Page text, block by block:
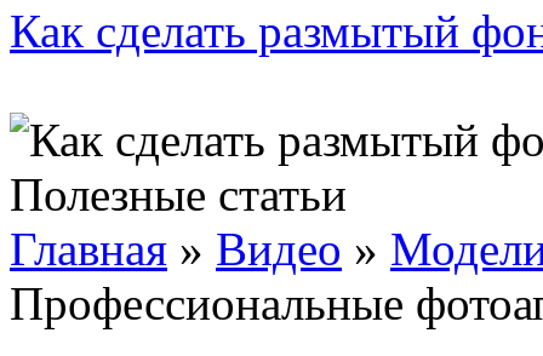
Как сделать размытый
Полезные статьи
Главная » Видео »
Профессиональные